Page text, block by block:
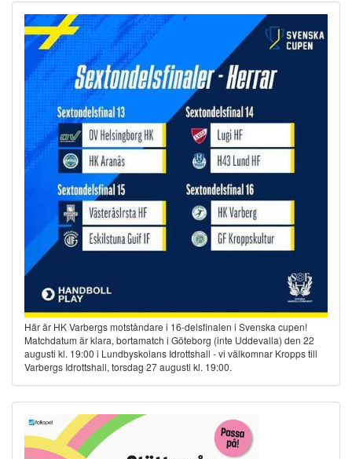
Här är HK Varbergs motståndare i 16-delsfinalen i Svenska cupen!
Matchdatum är klara, bortamatch i Göteborg (inte Uddevalla) den 22
augusti kl. 19:00 i Lundbyskolans Idrottshall - vi välkomnar Kropps till
Varbergs Idrottshall, torsdag 27 augusti kl. 19:00.